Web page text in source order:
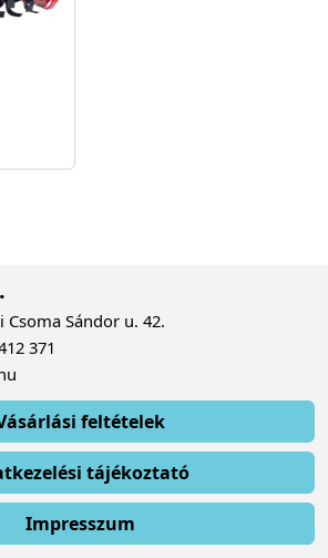
Sándor u. 42.
371
feltételek
tájékoztató
Impresszum